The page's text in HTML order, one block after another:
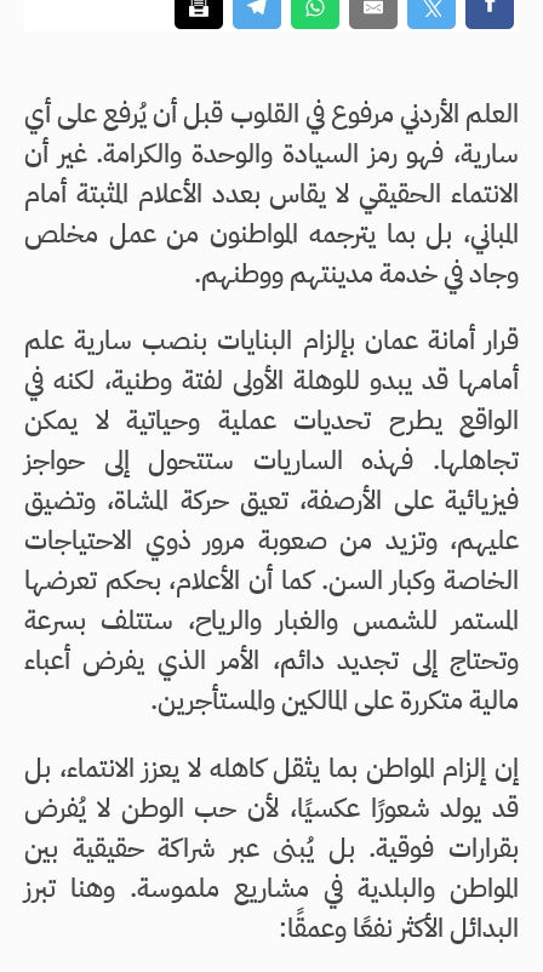
العلم الأردني مرفوع في القلوب قبل أن يُرفع على أي
سارية، فهو رمز السيادة والوحدة والكرامة. غير أن
الانتماء الحقيقي لا يقاس بعدد الأعلام المثبتة أمام
المباني، بل بما يترجمه المواطنون من عمل مخلص
وجاد في خدمة مدينتهم ووطنهم.
قرار أمانة عمان بإلزام البنايات بنصب سارية علم
أمامها قد يبدو للوهلة الأولى لفتة وطنية، لكنه في
الواقع يطرح تحديات عملية وحياتية لا يمكن
تجاهلها. فهذه الساريات ستتحول إلى حواجز
فيزيائية على الأرصفة، تعيق حركة المشاة، وتضيق
عليهم، وتزيد من صعوبة مرور ذوي الاحتياجات
الخاصة وكبار السن. كما أن الأعلام، بحكم تعرضها
المستمر للشمس والغبار والرياح، ستتلف بسرعة
وتحتاج إلى تجديد دائم، الأمر الذي يفرض أعباء
مالية متكررة على المالكين والمستأجرين.
إن إلزام المواطن بما يثقل كاهله لا يعزز الانتماء، بل
قد يولد شعورًا عكسيًا، لأن حب الوطن لا يُفرض
بقرارات فوقية. بل يُبنى عبر شراكة حقيقية بين
المواطن والبلدية في مشاريع ملموسة. وهنا تبرز
البدائل الأكثر نفعًا وعمقًا: